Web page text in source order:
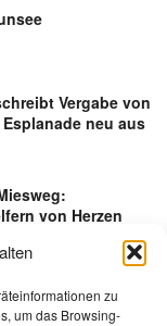
zu
um das Browsing-
Vergabe von
neu aus
von Herzen